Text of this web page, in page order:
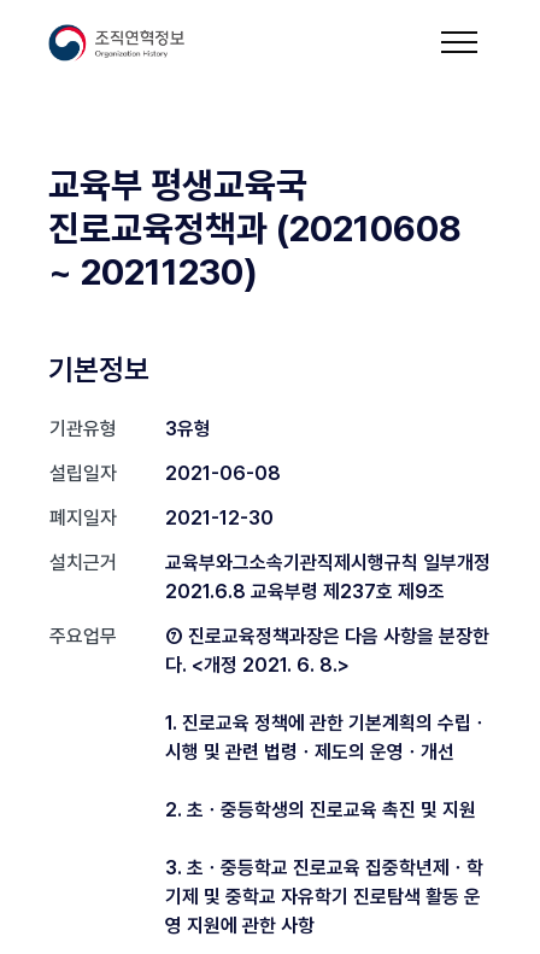
교육부 평생교육국
진로교육정책과 (20210608
~ 20211230)
기본정보
기관유형
3유형
설립일자
2021-06-08
폐지일자
2021-12-30
설치근거
교육부와그소속기관직제시행규칙 일부개정
2021.6.8 교육부령 제237호 제9조
주요업무
⑦ 진로교육정책과장은 다음 사항을 분장한
다. <개정 2021. 6. 8.>
1. 진로교육 정책에 관한 기본계획의 수립ㆍ
시행 및 관련 법령ㆍ제도의 운영ㆍ개선
2. 초ㆍ중등학생의 진로교육 촉진 및 지원
3. 초ㆍ중등학교 진로교육 집중학년제ㆍ학
기제 및 중학교 자유학기 진로탐색 활동 운
영 지원에 관한 사항